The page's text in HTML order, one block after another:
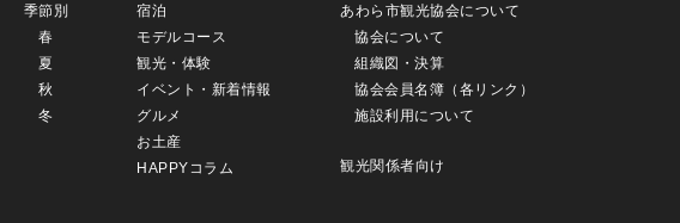
季節別
春
夏
秋
冬
宿泊
モデルコース
観光・体験
イベント・新着情報
グルメ
お土産
HAPPYコラム
あわら市観光協会について
協会について
組織図・決算
協会会員名簿（各リンク）
施設利用について
観光関係者向け